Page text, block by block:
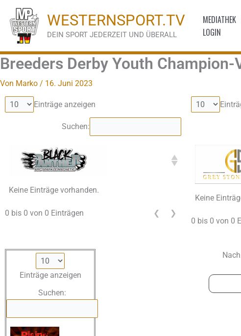
Inhalt
springen
WESTERNSPORT.TV
DEIN SPORT JEDERZEIT UND ÜBERALL
MEDIATHEK
LOGIN
Breeders Derby Youth
Von Marko / 16. Juni 2023
Einträge anzeigen
Suchen:
Keine Einträge vorhanden.
0 bis 0 von 0 Einträgen ❮ ❯
Keine
0 bis 0 von 0
Einträge anzeigen
Suchen: